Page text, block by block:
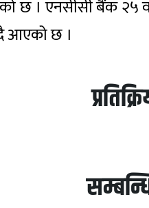
छ । एनसीसी बैंक २५
आएको छ ।